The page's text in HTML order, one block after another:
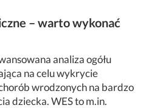
– warto wykonać
analiza ogółu
na celu wykrycie
wrodzonych na bardzo
dziecka. WES to m.in.